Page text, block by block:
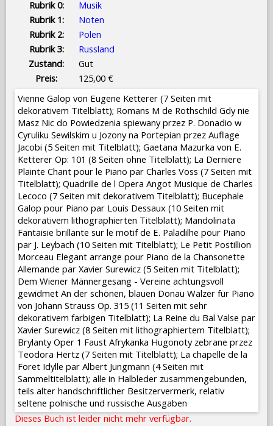
Rubrik 0:
Musik
Rubrik 1:
Noten
Rubrik 2:
Polen
Rubrik 3:
Russland
Zustand:
Gut
Preis:
125,00 €
Vienne Galop von Eugene Ketterer (7 Seiten mit
dekorativem Titelblatt); Romans M de Rothschild Gdy nie
Masz Nic do Powiedzenia spiewany przez P. Donadio w
Cyruliku Sewilskim u Jozony na Portepian przez Auflage
Jacobi (5 Seiten mit Titelblatt); Gaetana Mazurka von E.
Ketterer Op: 101 (8 Seiten ohne Titelblatt); La Derniere
Plainte Chant pour le Piano par Charles Voss (7 Seiten mit
Titelblatt); Quadrille de l Opera Angot Musique de Charles
Lecoco (7 Seiten mit dekorativem Titelblatt); Bucephale
Galop pour Piano par Louis Dessaux (10 Seiten mit
dekorativem lithographierten Titelblatt); Mandolinata
Fantaisie brillante sur le motif de E. Paladilhe pour Piano
par J. Leybach (10 Seiten mit Titelblatt); Le Petit Postillion
Morceau Elegant arrange pour Piano de la Chansonette
Allemande par Xavier Surewicz (5 Seiten mit Titelblatt);
Dem Wiener Männergesang - Vereine achtungsvoll
gewidmet An der schönen, blauen Donau Walzer für Piano
von Johann Strauss Op. 315 (11 Seiten mit sehr
dekorativem farbigen Titelblatt); La Reine du Bal Valse par
Xavier Surewicz (8 Seiten mit lithographiertem Titelblatt);
Brylanty Oper 1 Faust Afrykanka Hugonoty zebrane przez
Teodora Hertz (7 Seiten mit Titelblatt); La chapelle de la
Foret Idylle par Albert Jungmann (4 Seiten mit
Sammeltitelblatt); alle in Halbleder zusammengebunden,
teils alter handschriftlicher Besitzervermerk, relativ
seltene polnische und russische Ausgaben
Dieses Buch ist leider nicht mehr verfügbar.